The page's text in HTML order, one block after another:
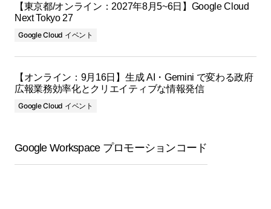
【東京都/オンライン：2027年8月5~6日】Google Cloud
Next Tokyo 27
Google Cloud イベント
【オンライン：9月16日】生成 AI・Gemini で変わる政府
広報業務効率化とクリエイティブな情報発信
Google Cloud イベント
Google Workspace プロモーションコード